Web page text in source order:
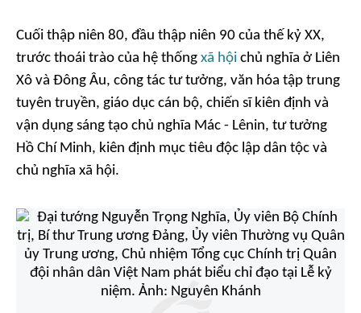
Cuối thập niên 80, đầu thập niên 90 của thế kỷ XX,
trước thoái trào của hệ thống xã hội chủ nghĩa ở Liên
Xô và Đông Âu, công tác tư tưởng, văn hóa tập trung
tuyên truyền, giáo dục cán bộ, chiến sĩ kiên định và
vận dụng sáng tạo chủ nghĩa Mác - Lênin, tư tưởng
Hồ Chí Minh, kiên định mục tiêu độc lập dân tộc và
chủ nghĩa xã hội.